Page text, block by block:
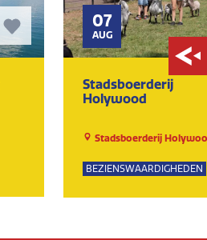
07
AUG
Stadsboerderij
Holywood
Stadsboerderij
BEZIENSWAARDIGHEDEN